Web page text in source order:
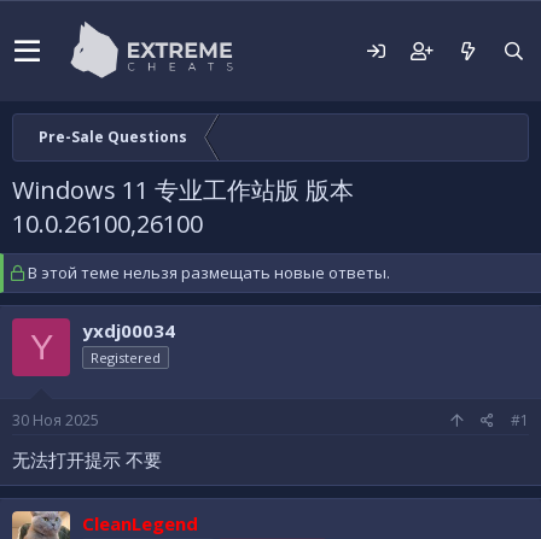
Pre-Sale Questions
Windows 11 专业工作站版 版本
10.0.26100,26100
В этой теме нельзя размещать новые ответы.
Y yxdj00034
Registered
30 Ноя 2025 #1
无法打开提示 不要
CleanLegend